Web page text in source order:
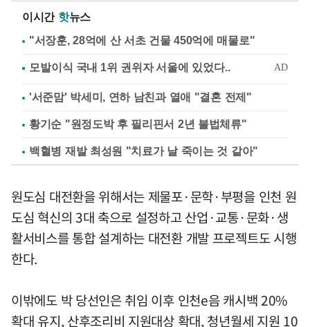
이시간 핫뉴스
"서장훈, 28억에 산 서초 건물 450억에 매물로"
'서준맘' 박세미, 연하 남친과 열애 "결혼 전제"
황기순 "원정도박 후 필리핀서 2년 불법체류"
백혈병 재발 최성원 "치료가 날 죽이는 것 같아"
원도심 대전환을 위해서는 제물포·문학·부평을 인천 원
도심 혁신의 3대 축으로 설정하고 산업·교통·문화·생
활서비스를 통합 설계하는 대전환 개발 프로젝트도 시행
한다.
이밖에도 박 당선인은 취임 이후 인천e음 캐시백 20%
확대 유지, 산후조리비 지원대상 확대, 청년월세 지원 10